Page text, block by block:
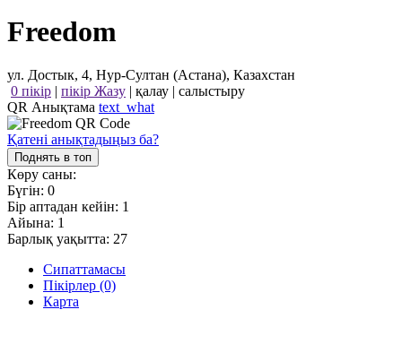
Freedom
ул. Достык, 4, Нур-Султан (Астана), Казахстан
0 пікір | пікір Жазу | қалау | салыстыру
QR Анықтама text_what
Қатені анықтадыңыз ба?
Поднять в топ
Көру саны:
Бүгін: 0
Бір аптадан кейін: 1
Айына: 1
Барлық уақытта: 27
Сипаттамасы
Пікірлер (0)
Карта